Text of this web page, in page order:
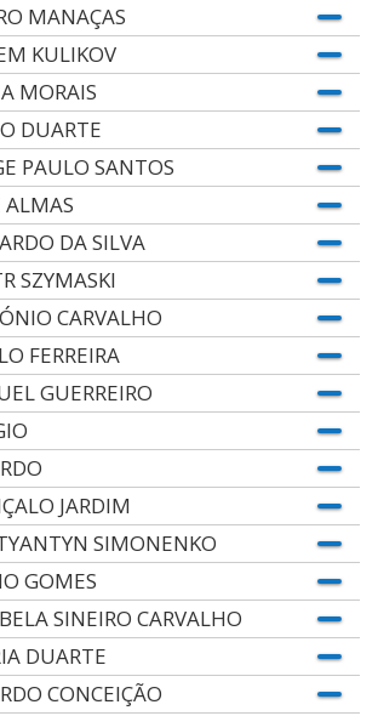
MANAÇAS
KULIKOV
MORAIS
DUARTE
PAULO SANTOS
ALMAS
DA SILVA
SZYMASKI
CARVALHO
FERREIRA
GUERREIRO
JARDIM
SIMONENKO
GOMES
SINEIRO CARVALHO
DUARTE
CONCEIÇÃO